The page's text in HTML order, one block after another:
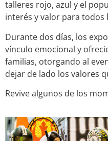
talleres rojo, azul y el
interés y valor para todos
Durante dos días, los
vínculo emocional y
familias, otorgando al
dejar de lado los valores
Revive algunos de los